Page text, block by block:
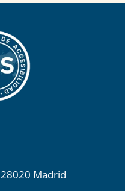
28020 Madrid